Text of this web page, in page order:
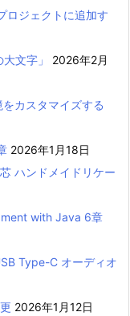
ロジェクトに追加す
文字」
2026年2月
カスタマイズする
2026年1月18日
ハンドメイドリケー
with Java 6章
Type-C オーディオ
2026年1月12日